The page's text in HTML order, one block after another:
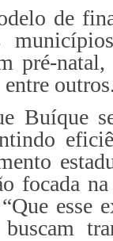
de
pré-
Buíque
focada
esse